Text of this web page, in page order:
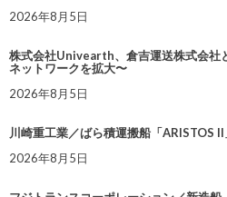
2026年8月5日
株式会社Univearth、倉吉運送株式会社
ネットワークを拡大〜
2026年8月5日
川崎重工業／ばら積運搬船「ARISTOS
2026年8月5日